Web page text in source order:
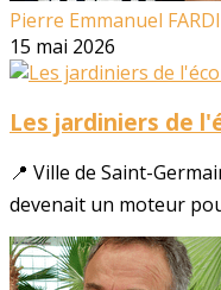
Pierre Emmanuel
15 mai 2026
Les jardiniers de
📍 Ville de Saint-
devenait un moteur